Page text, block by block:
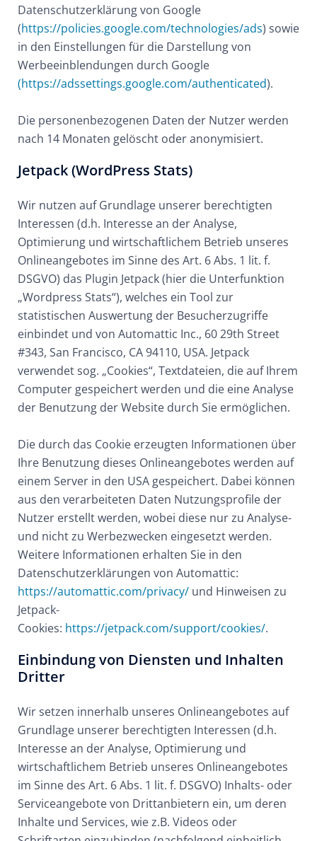
Datenschutzerklärung von Google
(https://policies.google.com/technologies/ads) sowie
in den Einstellungen für die Darstellung von
Werbeeinblendungen durch Google
(https://adssettings.google.com/authenticated).
Die personenbezogenen Daten der Nutzer werden
nach 14 Monaten gelöscht oder anonymisiert.
Jetpack (WordPress Stats)
Wir nutzen auf Grundlage unserer berechtigten
Interessen (d.h. Interesse an der Analyse,
Optimierung und wirtschaftlichem Betrieb unseres
Onlineangebotes im Sinne des Art. 6 Abs. 1 lit. f.
DSGVO) das Plugin Jetpack (hier die Unterfunktion
„Wordpress Stats“), welches ein Tool zur
statistischen Auswertung der Besucherzugriffe
einbindet und von Automattic Inc., 60 29th Street
#343, San Francisco, CA 94110, USA. Jetpack
verwendet sog. „Cookies“, Textdateien, die auf Ihrem
Computer gespeichert werden und die eine Analyse
der Benutzung der Website durch Sie ermöglichen.
Die durch das Cookie erzeugten Informationen über
Ihre Benutzung dieses Onlineangebotes werden auf
einem Server in den USA gespeichert. Dabei können
aus den verarbeiteten Daten Nutzungsprofile der
Nutzer erstellt werden, wobei diese nur zu Analyse-
und nicht zu Werbezwecken eingesetzt werden.
Weitere Informationen erhalten Sie in den
Datenschutzerklärungen von Automattic:
https://automattic.com/privacy/ und Hinweisen zu
Jetpack-
Cookies: https://jetpack.com/support/cookies/.
Einbindung von Diensten und Inhalten
Dritter
Wir setzen innerhalb unseres Onlineangebotes auf
Grundlage unserer berechtigten Interessen (d.h.
Interesse an der Analyse, Optimierung und
wirtschaftlichem Betrieb unseres Onlineangebotes
im Sinne des Art. 6 Abs. 1 lit. f. DSGVO) Inhalts- oder
Serviceangebote von Drittanbietern ein, um deren
Inhalte und Services, wie z.B. Videos oder